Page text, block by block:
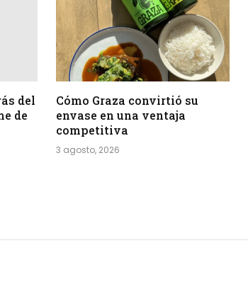
del
de
Cómo Graza convirtió su
envase en una ventaja
competitiva
3 agosto, 2026